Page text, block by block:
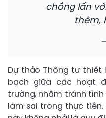
chồng lấn
thêm,
Dự thảo Thông tư thiết
bạch giữa các hoạt
trường, nhằm tránh
làm sai trong thực